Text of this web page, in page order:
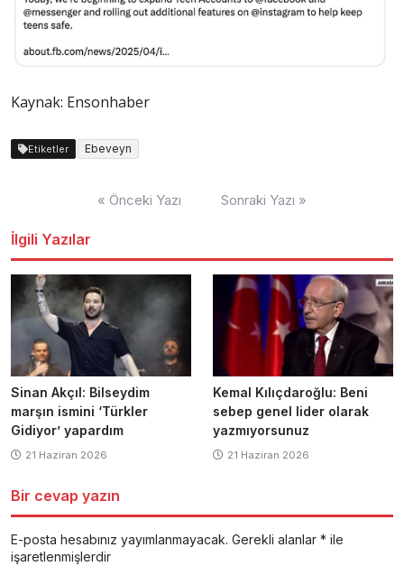
Kaynak: Ensonhaber
Etiketler Ebeveyn
« Önceki Yazı Sonraki Yazı »
İlgili Yazılar
Sinan Akçıl: Bilseydim
marşın ismini ‘Türkler
Gidiyor’ yapardım
21 Haziran 2026
Kemal Kılıçdaroğlu: Beni
sebep genel lider olarak
yazmıyorsunuz
21 Haziran 2026
Bir cevap yazın
E-posta hesabınız yayımlanmayacak. Gerekli alanlar * ile
işaretlenmişlerdir